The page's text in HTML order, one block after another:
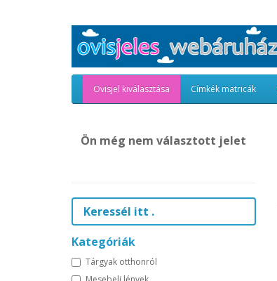
Ovisjel kiválasztása Címkék matricák
Ön még nem választott jelet
Kategóriák
Tárgyak otthonról